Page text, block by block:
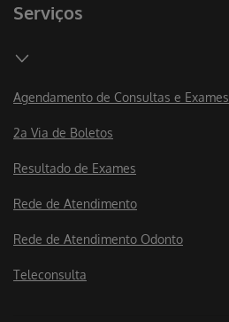
Serviços
Agendamento de Consultas e Exames
2a Via de Boletos
Resultado de Exames
Rede de Atendimento
Rede de Atendimento Odonto
Teleconsulta